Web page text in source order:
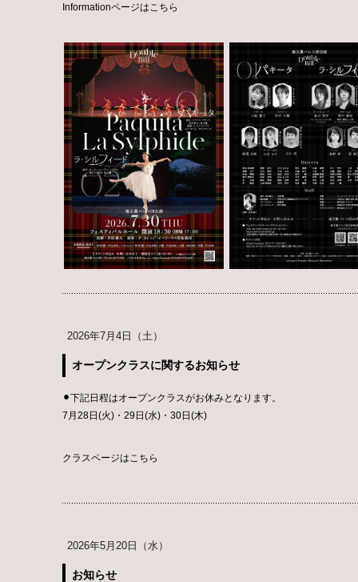
Informationページはこちら
2026年7月4日（土）
オープンクラスに関するお知らせ
⚫︎下記日程はオープンクラスがお休みとなります。
7月28日(火)・29日(水)・30日(木)
クラスページはこちら
2026年5月20日（水）
お知らせ